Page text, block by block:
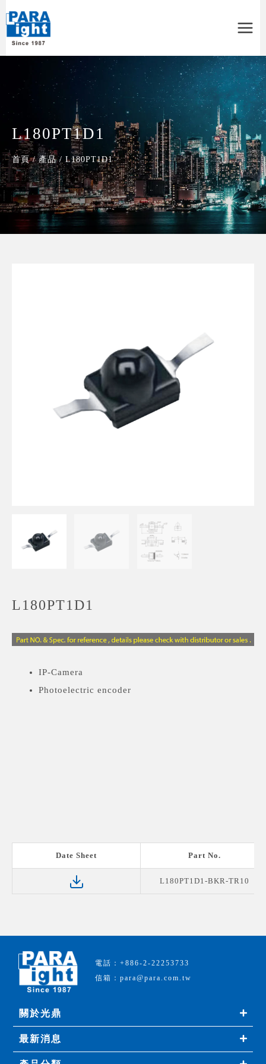
Menu
L180PT1D1
首頁 / 產品 / L180PT1D1
L180PT1D1
IP-Camera
Photoelectric encoder
Date Sheet Part No.
L180PT1D1-BKR-TR10
電話：+886-2-22253733
信箱：para@para.com.tw
關於光鼎
最新消息